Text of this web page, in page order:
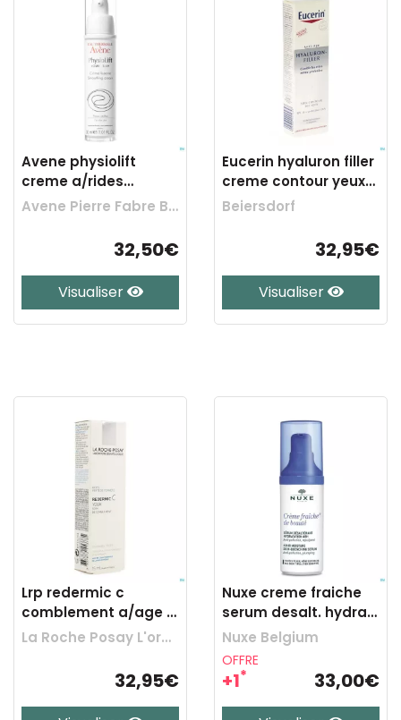
Avene physiolift
creme a/rides
restructur. 30ml
Avene Pierre Fabre Benelux
32,50€
Visualiser
Eucerin hyaluron filler
creme contour yeux
15ml
Beiersdorf
32,95€
Visualiser
Lrp redermic c
comblement a/age p
sens yeux 15ml
La Roche Posay L'oreal Belgilux
32,95€
Nuxe creme fraiche
serum desalt. hydra
48h fl 30ml
Nuxe Belgium
OFFRE
+1* 33,00€